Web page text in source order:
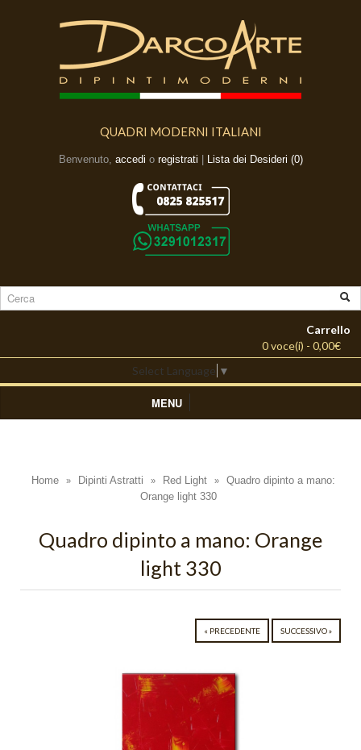
QUADRI MODERNI ITALIANI
Benvenuto, accedi o registrati Lista dei Desideri (0)
Carrello
0 voce(i) - 0,00€
Select Language ▼
MENU
Blue Light
Home » Dipinti Astratti » Red Light »
Quadro dipinto a mano:
Orange light 330
Quadro dipinto a mano: Orange
light 330
« PRECEDENTE SUCCESSIVO »